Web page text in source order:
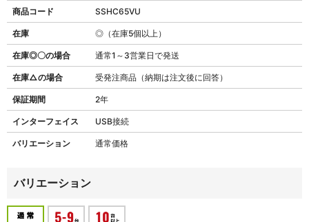
商品コード SSHC65VU
在庫◎〇の場合 通常1～3営業日で発送
在庫△の場合 受発注商品（納期は注文後に回答）
保証期間 2年
インターフェイス USB接続
バリエーション 通常価格
在庫 ◎（在庫5個以上）
バリエーション